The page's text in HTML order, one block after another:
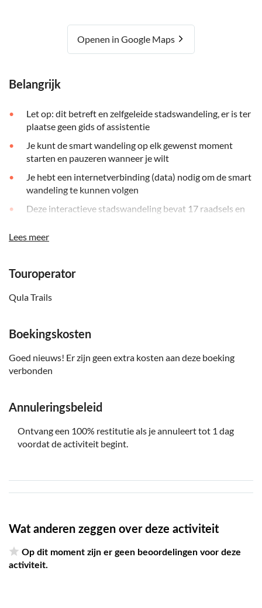
Openen in Google Maps
Belangrijk
Let op: dit betreft en zelfgeleide stadswandeling, er is ter
plaatse geen gids of assistentie
Je kunt de smart wandeling op elk gewenst moment
starten en pauzeren wanneer je wilt
Je hebt een internetverbinding (data) nodig om de smart
wandeling te kunnen volgen
Deze interactieve stadswandeling bevat 17 raadsels en
De route is ongeveer 5,3 kilometer lang
Lees meer
Touroperator
Qula Trails
Boekingskosten
Goed nieuws! Er zijn geen extra kosten aan deze boeking
verbonden
Annuleringsbeleid
Ontvang een 100% restitutie als je annuleert tot 1 dag
voordat de activiteit begint.
Wat anderen zeggen over deze activiteit
Op dit moment zijn er geen beoordelingen voor deze
activiteit.